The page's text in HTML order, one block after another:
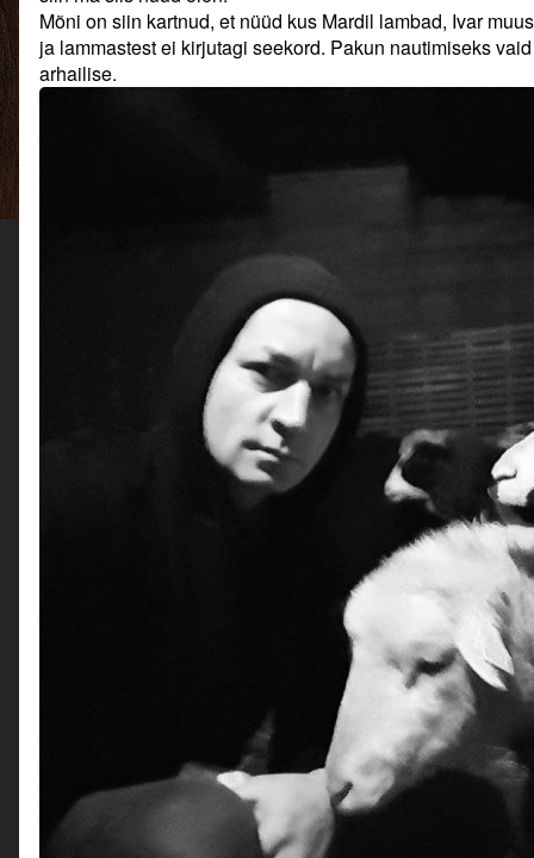
sai
talv
ja
uus.,
Mõni on siin kartnud, et nüüd kus Mardil lambad, Ivar
ja lammastest ei kirjutagi seekord. Pakun nautimiseks
arhailise.